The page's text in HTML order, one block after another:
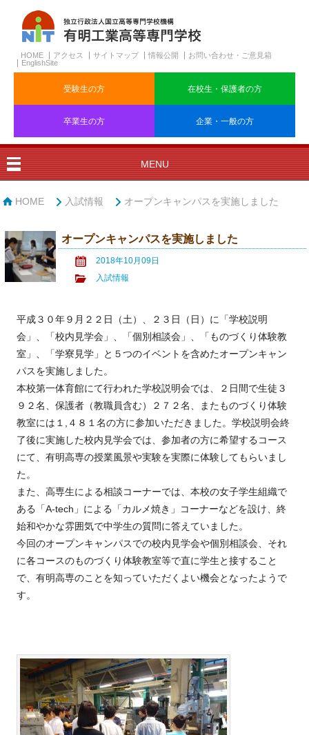
HOME アクセス サイトマップ 情報公開
お問い合わせ・ご意見箱
EnglishSite
受験生の方 在校生・保護者の方
卒業生の方 企業・一般の方
MENU
HOME 入試情報 オープンキャンパスを実施しました
オープンキャンパスを実施しました
2018年10月09日
入試情報
平成３０年９月２２日（土）、２３日（日）に「学校説明
会」、「校内見学会」、「個別相談会」、「ものづくり体験教
室」、「学寮見学」と５つのイベントを含めたオープンキャン
パスを実施しました。
本校第一体育館にて行われた学校説明会では、２日間で生徒３
９２名、保護者（教職員含む）２７２名、またものづくり体験
教室には１,４８１名の方に参加いただきました。学校説明会終
了後に実施した校内見学会では、参加者の方に希望するコース
にて、有明高専の授業風景や実験を実際に体験してもらいまし
た。
また、高専生による相談コーナーでは、本校の女子学生組織で
ある「A-tech」による「カルメ焼き」コーナーなどを設け、終
始和やかな雰囲気で中学生の質問に答えていました。
今回のオープンキャンパスでの校内見学会や個別相談会、それ
に各コースのものづくり体験教室等で直に学生と接すること
で、有明高専のことを知っていただくよい機会となったようで
す。